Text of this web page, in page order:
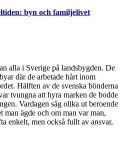
byn och familjelivet
alla i Sverige på landsbygden. De
där de arbetade hårt inom
Hälften av de svenska bönderna
tvungna att hyra marken de bodde
Vardagen såg olika ut beroende
man ägde och om man var man,
enkelt, men också fullt av ansvar,